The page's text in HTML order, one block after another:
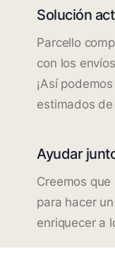
Solución
Parcello
con los
¡Así
estimados
Ayudar
Creemos
para hacer
enriquecer a